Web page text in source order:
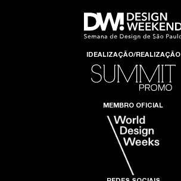
IDEALIZAÇÃO/REALIZAÇÃO
MEMBRO OFICIAL